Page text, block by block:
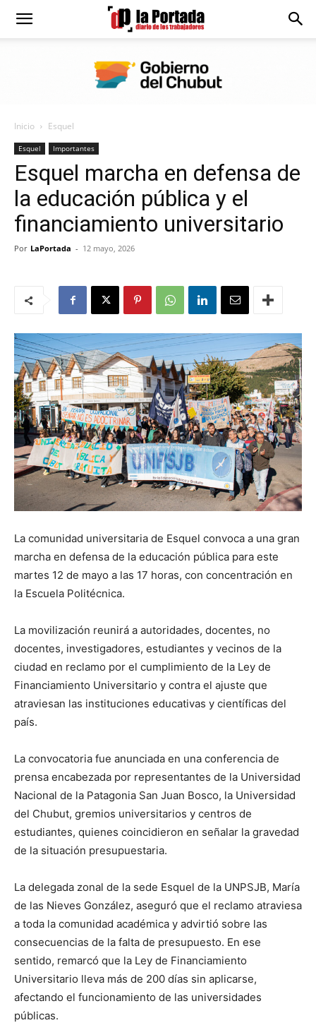
Diario
Portada
Inicio Esquel
Esquel Importantes
Esquel marcha en defensa de
la educación pública y el
financiamiento universitario
Por LaPortada - 12 mayo, 2026
La comunidad universitaria de Esquel convoca a una gran
marcha en defensa de la educación pública para este
martes 12 de mayo a las 17 horas, con concentración en
la Escuela Politécnica.
La movilización reunirá a autoridades, docentes, no
docentes, investigadores, estudiantes y vecinos de la
ciudad en reclamo por el cumplimiento de la Ley de
Financiamiento Universitario y contra el ajuste que
atraviesan las instituciones educativas y científicas del
país.
La convocatoria fue anunciada en una conferencia de
prensa encabezada por representantes de la Universidad
Nacional de la Patagonia San Juan Bosco, la Universidad
del Chubut, gremios universitarios y centros de
estudiantes, quienes coincidieron en señalar la gravedad
de la situación presupuestaria.
La delegada zonal de la sede Esquel de la UNPSJB, María
de las Nieves González, aseguró que el reclamo atraviesa
a toda la comunidad académica y advirtió sobre las
consecuencias de la falta de presupuesto. En ese
sentido, remarcó que la Ley de Financiamiento
Universitario lleva más de 200 días sin aplicarse,
afectando el funcionamiento de las universidades
públicas.